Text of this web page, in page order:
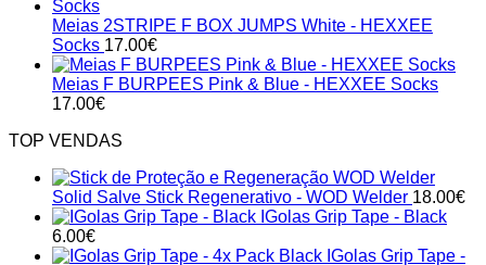
Meias 2STRIPE F BOX JUMPS White - HEXXEE
Socks 17.00€
Meias F BURPEES Pink & Blue - HEXXEE Socks
17.00€
TOP VENDAS
Solid Salve Stick Regenerativo - WOD Welder 18.00€
IGolas Grip Tape - Black
6.00€
IGolas Grip Tape -